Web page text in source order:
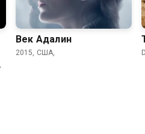
Век Адалин
2015, США,